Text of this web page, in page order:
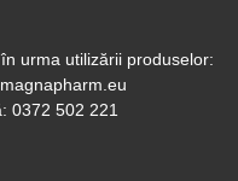
urma utilizării produselor:
0372 502 221